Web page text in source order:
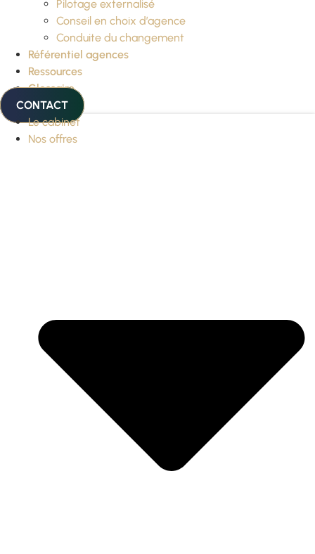
Pilotage externalisé
Conseil en choix d’agence
Conduite du changement
Référentiel agences
Ressources
Glossaire
CONTACT
Le cabinet
Nos offres